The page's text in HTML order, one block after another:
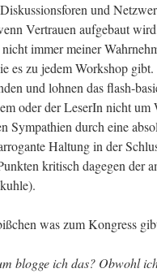
und
Ver­trau­en auf­ge­baut
immer mei­ner
es zu jedem Work­shop
und loh­nen das flash-
oder der Lese­rIn nicht um
Sym­pa­thien durch eine
Hal­tung in der
kri­tisch dage­gen der
was zum Kon­gress
blog­ge ich das? Obwohl